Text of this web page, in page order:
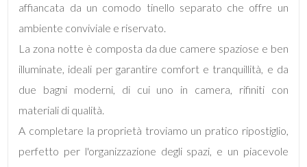
affiancata da un comodo tinello separato che offre un
ambiente conviviale e riservato.
La zona notte è composta da due camere spaziose e ben
illuminate, ideali per garantire comfort e tranquillità, e da
due bagni moderni, di cui uno in camera, rifiniti con
materiali di qualità.
A completare la proprietà troviamo un pratico ripostiglio,
perfetto per l'organizzazione degli spazi, e un piacevole
minimi
Qualsiasi
1
2